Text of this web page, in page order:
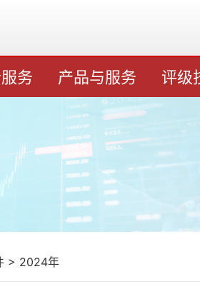
务 产品与服务 评级
> 2024年